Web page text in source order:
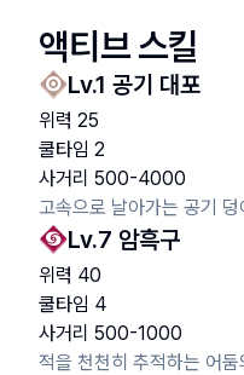
액티브 스킬
Lv.1 공기 대포
위력 25
쿨타임 2
사거리 500-4000
고속으로 날아가는 공기
Lv.7 암흑구
위력 40
쿨타임 4
사거리 500-1000
적을 천천히 추적하는 어